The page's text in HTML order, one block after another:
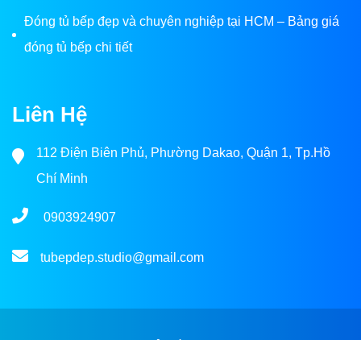
Đóng tủ bếp đẹp và chuyên nghiệp tại HCM – Bảng giá
đóng tủ bếp chi tiết
Liên Hệ
112 Điện Biên Phủ, Phường Dakao, Quận 1, Tp.Hồ
Chí Minh
0903924907
tubepdep.studio@gmail.com